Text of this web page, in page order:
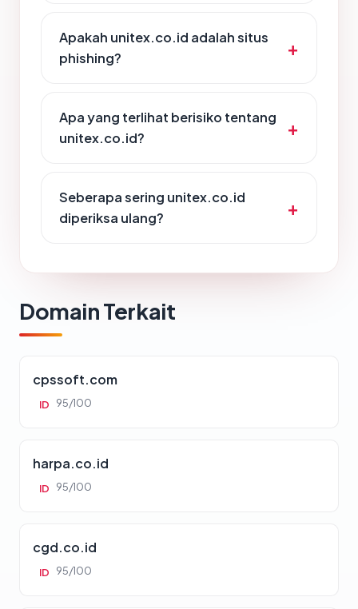
Apakah unitex.co.id adalah situs
phishing?
Apa yang terlihat berisiko tentang
unitex.co.id?
Seberapa sering unitex.co.id
diperiksa ulang?
Domain Terkait
cpssoft.com
ID 95/100
harpa.co.id
ID 95/100
cgd.co.id
ID 95/100